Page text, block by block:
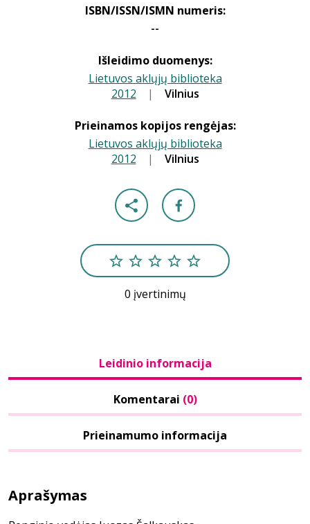
ISBN/ISSN/ISMN numeris:
--
Išleidimo duomenys:
Lietuvos aklųjų biblioteka
2012 | Vilnius
Prieinamos kopijos rengėjas:
Lietuvos aklųjų biblioteka
2012 | Vilnius
0 įvertinimų
Leidinio informacija
Komentarai (0)
Prieinamumo informacija
Aprašymas